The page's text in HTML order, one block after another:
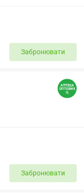
Забронювати
Забронювати